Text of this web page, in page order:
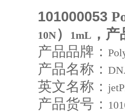
101000053
10N） 1mL ，
产品品牌：
产品名称：
英文名称：
产品货号：